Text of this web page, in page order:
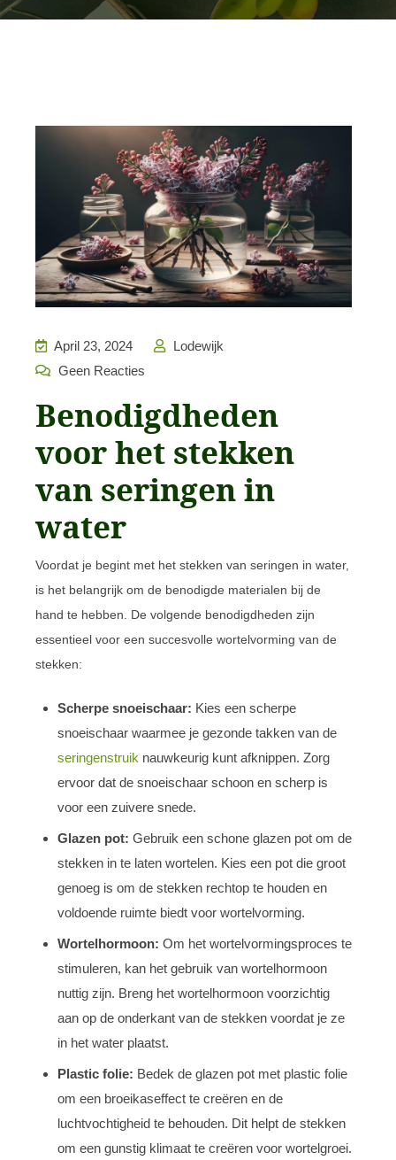
April 23, 2024
Lodewijk
Geen Reacties
Benodigdheden
voor het stekken
van seringen in
water
Voordat je begint met het stekken van seringen in water,
is het belangrijk om de benodigde materialen bij de
hand te hebben. De volgende benodigdheden zijn
essentieel voor een succesvolle wortelvorming van de
stekken:
Scherpe snoeischaar: Kies een scherpe
snoeischaar waarmee je gezonde takken van de
seringenstruik nauwkeurig kunt afknippen. Zorg
ervoor dat de snoeischaar schoon en scherp is
voor een zuivere snede.
Glazen pot: Gebruik een schone glazen pot om de
stekken in te laten wortelen. Kies een pot die groot
genoeg is om de stekken rechtop te houden en
voldoende ruimte biedt voor wortelvorming.
Wortelhormoon: Om het wortelvormingsproces te
stimuleren, kan het gebruik van wortelhormoon
nuttig zijn. Breng het wortelhormoon voorzichtig
aan op de onderkant van de stekken voordat je ze
in het water plaatst.
Plastic folie: Bedek de glazen pot met plastic folie
om een broeikaseffect te creëren en de
luchtvochtigheid te behouden. Dit helpt de stekken
om een gunstig klimaat te creëren voor wortelgroei.